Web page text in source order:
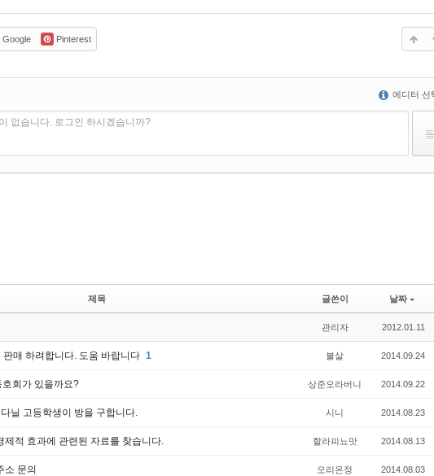
Google Pinterest
에디터 선
없습니다. 로그인 하시겠습니까?
제목 글쓴이 날짜
관리자 2012.01.11
매 하려합니다. 도움 바랍니다 1 불살 2014.09.24
회가 있을까요? 상준오라버니 2014.09.22
닐 고등학생이 방을 구합니다. 시니 2014.08.23
제적 효과에 관련된 자료를 찾습니다. 할라피뇨맛 2014.08.13
소 문의 오리온정 2014.08.03